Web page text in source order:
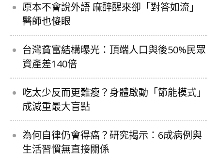
原本不會說外語 麻醉醒來卻「對答如流」
醫師也傻眼
台灣貧富結構曝光：頂端人口與後50%民眾
資產差140倍
吃太少反而更難瘦？身體啟動「節能模式」
成減重最大盲點
為何自律仍會得癌？研究揭示：6成病例與
生活習慣無直接關係